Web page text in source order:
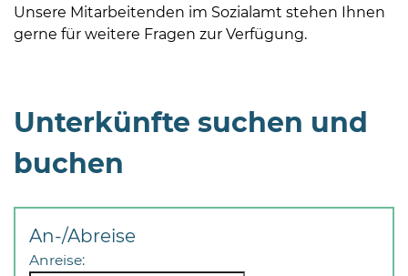
Unsere Mitarbeitenden im Sozialamt stehen Ihnen
gerne für weitere Fragen zur Verfügung.
Unterkünfte suchen und
buchen
An-/Abreise
Anreise: